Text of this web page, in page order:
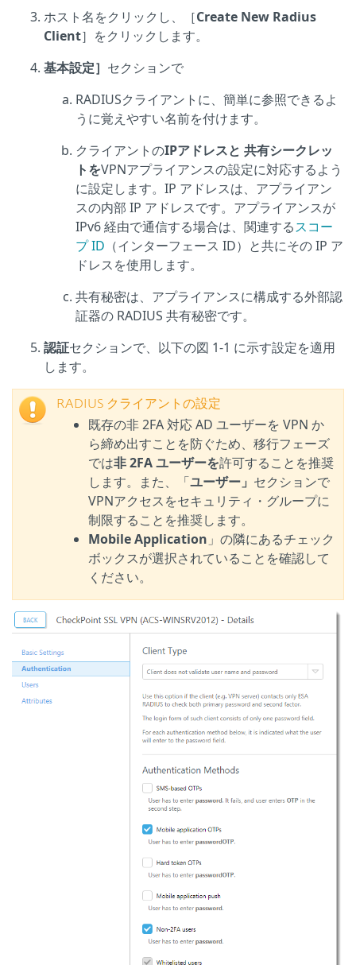
ホスト名をクリックし、［Create New Radius
Client］をクリックします。
基本設定］ セクションで
RADIUSクライアントに、簡単に参照できるよ
うに覚えやすい名前を付けます。
クライアントのIPアドレスと 共有シークレッ
トをVPNアプライアンスの設定に対応するよう
に設定します。IP アドレスは、アプライアン
スの内部 IP アドレスです。アプライアンスが
IPv6 経由で通信する場合は、関連するスコー
プ ID （インターフェース ID）と共にその IP ア
ドレスを使用します。
共有秘密は、アプライアンスに構成する外部認
証器の RADIUS 共有秘密です。
認証セクションで、以下の図 1-1 に示す設定を適用
します。
RADIUS クライアントの設定
既存の非 2FA 対応 AD ユーザーを VPN か
ら締め出すことを防ぐため、移行フェーズ
では非 2FA ユーザーを許可することを推奨
します。また、「ユーザー」 セクションで
VPNアクセスをセキュリティ・グループに
制限することを推奨します。
Mobile Application 」の隣にあるチェック
ボックスが選択されていることを確認して
ください。